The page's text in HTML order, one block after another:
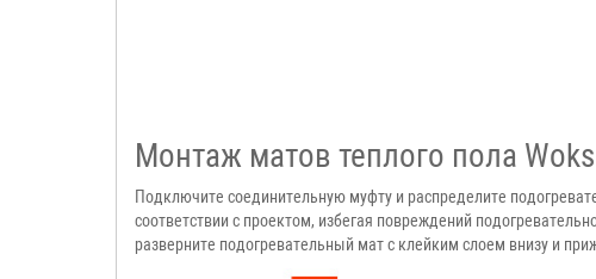
Монтаж матов теплого пола
Подключите соединительную муфту и распределите
соответствии с проектом, избегая повреждений
разверните подогревательный мат с клейким слоем внизу и